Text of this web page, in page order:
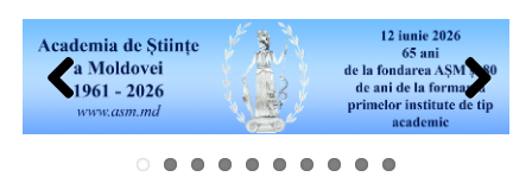
Previous Next